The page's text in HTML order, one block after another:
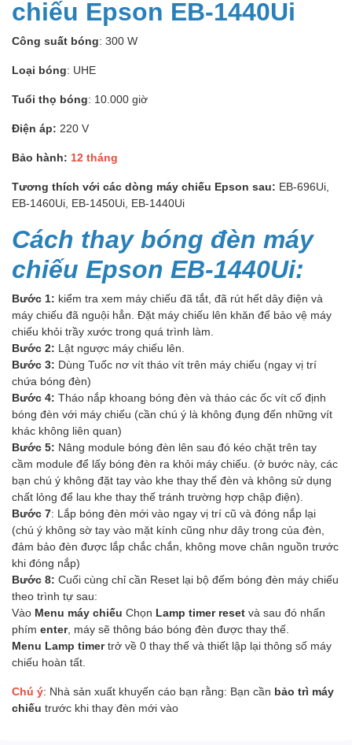
chiếu Epson EB-1440Ui
Công suất bóng: 300 W
Loại bóng: UHE
Tuổi thọ bóng: 10.000 giờ
Điện áp: 220 V
Bảo hành: 12 tháng
Tương thích với các dòng máy chiếu Epson sau: EB-696Ui,
EB-1460Ui, EB-1450Ui, EB-1440Ui
Cách thay bóng đèn máy
chiếu Epson EB-1440Ui:
Bước 1: kiểm tra xem máy chiếu đã tắt, đã rút hết dây điện và
máy chiếu đã nguội hẳn. Đặt máy chiếu lên khăn để bảo vệ máy
chiếu khỏi trầy xước trong quá trình làm.
Bước 2: Lật ngược máy chiếu lên.
Bước 3: Dùng Tuốc nơ vít tháo vít trên máy chiếu (ngay vị trí
chứa bóng đèn)
Bước 4: Tháo nắp khoang bóng đèn và tháo các ốc vít cố định
bóng đèn với máy chiếu (cần chú ý là không đụng đến những vít
khác không liên quan)
Bước 5: Nâng module bóng đèn lên sau đó kéo chặt trên tay
cầm module để lấy bóng đèn ra khỏi máy chiếu. (ở bước này, các
bạn chú ý không đặt tay vào khe thay thế đèn và không sử dụng
chất lỏng để lau khe thay thế tránh trường hợp chập điện).
Bước 7: Lắp bóng đèn mới vào ngay vị trí cũ và đóng nắp lại
(chú ý không sờ tay vào mặt kính cũng như dây trong của đèn,
đảm bảo đèn được lắp chắc chắn, không move chân nguồn trước
khi đóng nắp)
Bước 8: Cuối cùng chỉ cần Reset lại bộ đếm bóng đèn máy chiếu
theo trình tự sau:
Vào Menu máy chiếu Chọn Lamp timer reset và sau đó nhấn
phím enter, máy sẽ thông báo bóng đèn được thay thế.
Menu Lamp timertrở về 0 thay thế và thiết lập lại thông số máy
chiếu hoàn tất.
Chú ý: Nhà sản xuất khuyến cáo bạn rằng: Bạn cần bảo trì máy
chiếu trước khi thay đèn mới vào